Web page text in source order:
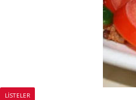
LİSTELER